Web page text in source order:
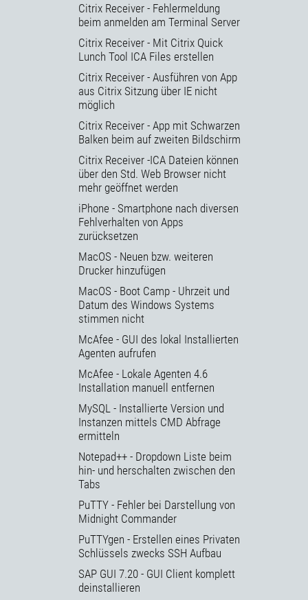
Citrix Receiver - Fehlermeldung
beim anmelden am Terminal Server
Citrix Receiver - Mit Citrix Quick
Lunch Tool ICA Files erstellen
Citrix Receiver - Ausführen von App
aus Citrix Sitzung über IE nicht
möglich
Citrix Receiver - App mit Schwarzen
Balken beim auf zweiten Bildschirm
Citrix Receiver -ICA Dateien können
über den Std. Web Browser nicht
mehr geöffnet werden
iPhone - Smartphone nach diversen
Fehlverhalten von Apps
zurücksetzen
MacOS - Neuen bzw. weiteren
Drucker hinzufügen
MacOS - Boot Camp - Uhrzeit und
Datum des Windows Systems
stimmen nicht
McAfee - GUI des lokal Installierten
Agenten aufrufen
McAfee - Lokale Agenten 4.6
Installation manuell entfernen
MySQL - Installierte Version und
Instanzen mittels CMD Abfrage
ermitteln
Notepad++ - Dropdown Liste beim
hin- und herschalten zwischen den
Tabs
PuTTY - Fehler bei Darstellung von
Midnight Commander
PuTTYgen - Erstellen eines Privaten
Schlüssels zwecks SSH Aufbau
SAP GUI 7.20 - GUI Client komplett
deinstallieren